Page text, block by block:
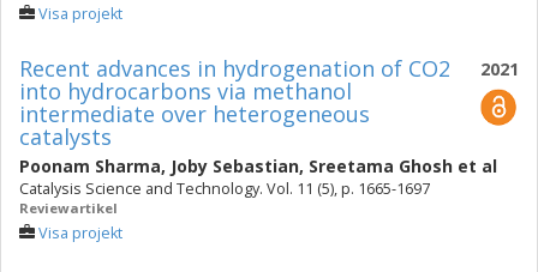
Visa projekt
2021
Recent advances in hydrogenation of CO2
into hydrocarbons via methanol
intermediate over heterogeneous
catalysts
Poonam Sharma, Joby Sebastian, Sreetama Ghosh et al
Catalysis Science and Technology. Vol. 11 (5), p. 1665-1697
Reviewartikel
Visa projekt